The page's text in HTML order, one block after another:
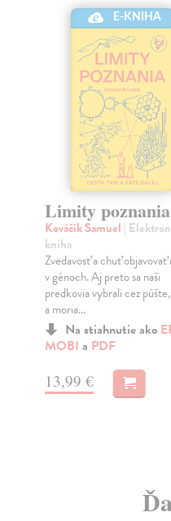
E-KNIHA
Limity poznania
Kováčik Samuel |
kniha
Zvedavosť a chuť objavovať
v génoch. Aj preto sa naši
predkovia vybrali cez
a moria...
Na stiahnutie ako
MOBI a PDF
13,99 €